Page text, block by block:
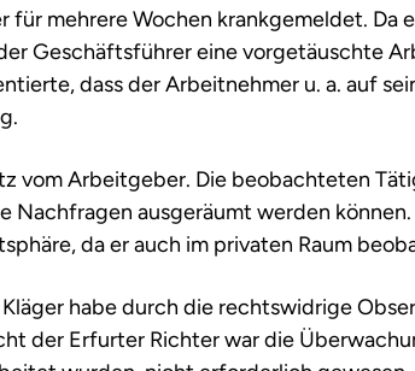
mehrere Wochen krankgemeldet. Da
Geschäftsführer eine vorgetäuschte
dass der Arbeitnehmer u. a. auf
vom Arbeitgeber. Die beobachteten
ausgeräumt werden
da er auch im privaten Raum
habe durch die rechtswidrige
der Erfurter Richter war die